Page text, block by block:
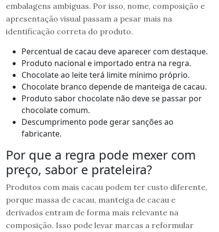
embalagens ambíguas. Por isso, nome, composição e
apresentação visual passam a pesar mais na
identificação correta do produto.
Percentual de cacau deve aparecer com destaque.
Produto nacional e importado entra na regra.
Chocolate ao leite terá limite mínimo próprio.
Chocolate branco depende de manteiga de cacau.
Produto sabor chocolate não deve se passar por
chocolate comum.
Descumprimento pode gerar sanções ao
fabricante.
Por que a regra pode mexer com
preço, sabor e prateleira?
Produtos com mais cacau podem ter custo diferente,
porque massa de cacau, manteiga de cacau e
derivados entram de forma mais relevante na
composição. Isso pode levar marcas a reformular